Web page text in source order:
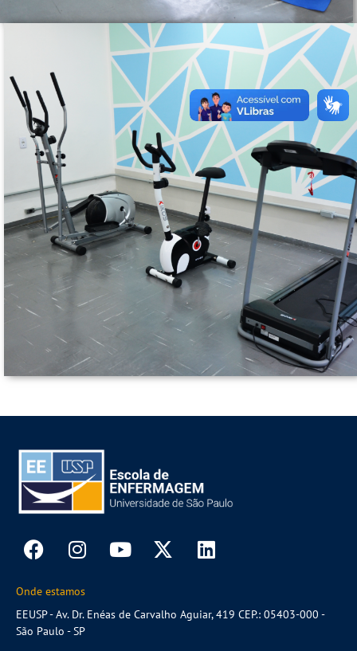
Onde estamos
EEUSP - Av. Dr. Enéas de Carvalho Aguiar, 419 CEP.: 05403-000 -
São Paulo - SP